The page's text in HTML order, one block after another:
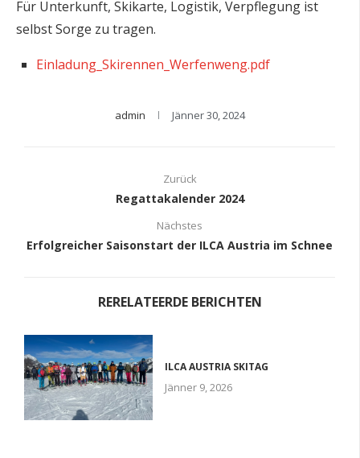
Für Unterkunft, Skikarte, Logistik, Verpflegung ist
selbst Sorge zu tragen.
Einladung_Skirennen_Werfenweng.pdf
admin Jänner 30, 2024
Zurück
Regattakalender 2024
Nächstes
Erfolgreicher Saisonstart der ILCA Austria im Schnee
RERELATEERDE BERICHTEN
ILCA AUSTRIA SKITAG
Jänner 9, 2026